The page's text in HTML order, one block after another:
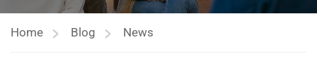
Home Blog News